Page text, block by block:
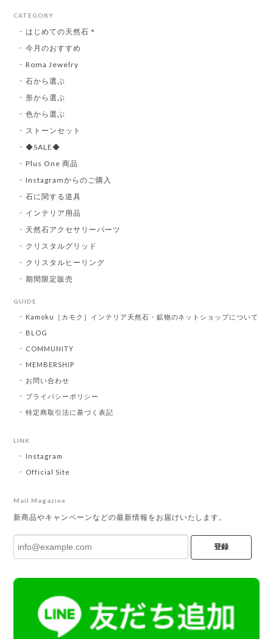
CATEGORY
はじめての天然石＊
今月のおすすめ
Roma Jewelry
石から選ぶ
形から選ぶ
色から選ぶ
ストーンセット
◆SALE◆
Plus One 商品
Instagramからのご購入
石に関する道具
インテリア用品
天然石アクセサリーパーツ
クリスタルグリッド
クリスタルヒーリング
期間限定販売
GUIDE
Kamoku［カモク］インテリア天然石・鉱物のネットショップについて
BLOG
COMMUNITY
MEMBERSHIP
お問い合わせ
プライバシーポリシー
特定商取引法に基づく表記
LINK
Instagram
Official Site
Mail Magazine
新商品やキャンペーンなどの最新情報をお届けいたします。
登録